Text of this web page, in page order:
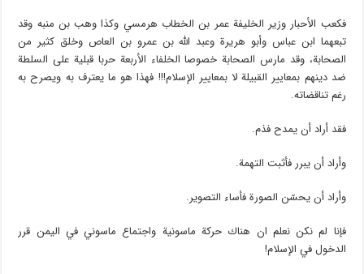
فكعب الأحبار وزير الخليفة عمر بن الخطاب هرمسي وكذا وهب بن منبه وقد
تبعهما ابن عباس وأبو هريرة وعبد الله بن عمرو بن العاص وخلق كثير من
الصحابة، وقد مارس الصحابة خصوصا الخلفاء الأربعة حربا قبلية على السلطة
ضد دينهم بمعايير القبيلة لا بمعايير الإسلام!!! فهذا هو ما يعترف به ويصرح به
رغم تناقضاته.
فقد أراد أن يمدح فذم.
وأراد أن يبرر فأثبت التهمة.
وأراد أن يحسّن الصورة فأساء التصوير.
فإنا لم نكن نعلم ان هناك حركة ماسونية واجتماع ماسوني في اليمن قرر
الدخول في الإسلام!